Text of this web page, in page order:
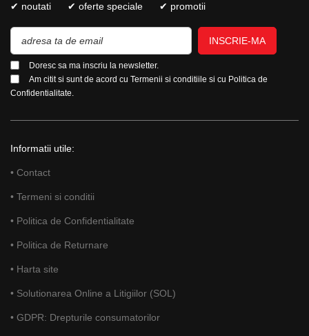
✔ noutati ✔ oferte speciale ✔ promotii
INSCRIE-MA
Doresc sa ma inscriu la newsletter.
Am citit si sunt de acord cu Termenii si conditiile si cu Politica de
Confidentialitate.
Informatii utile:
• Contact
• Termeni si conditii
• Politica de Confidentialitate
• Politica de Returnare
• Harta site
• Solutionarea Online a Litigiilor (SOL)
• GDPR: Drepturile consumatorilor